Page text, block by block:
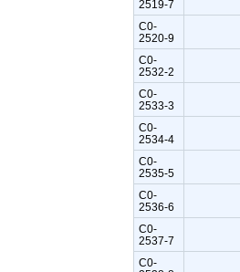
2519-7
C0-
2520-9
C0-
2532-2
C0-
2533-3
C0-
2534-4
C0-
2535-5
C0-
2536-6
C0-
2537-7
C0-